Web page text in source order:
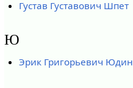
Густав Густавович Шпет
Ю
Эрик Григорьевич Юдин